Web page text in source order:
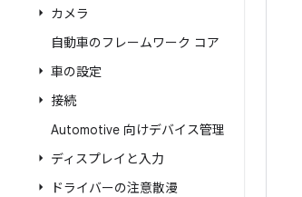
カメラ
自動車のフレームワーク コア
車の設定
接続
Automotive 向けデバイス管理
ディスプレイと入力
ドライバーの注意散漫